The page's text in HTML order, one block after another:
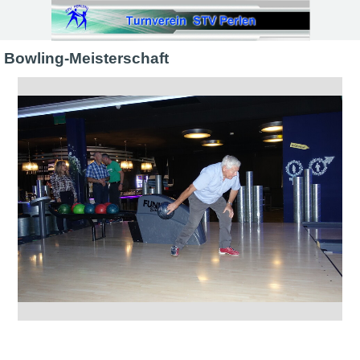
Direkt zum Seiteninhalt
Bowling-Meisterschaft